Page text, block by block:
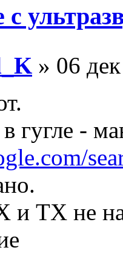
с
» 06
гугле -
и ТХ не